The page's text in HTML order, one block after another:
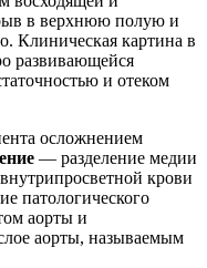
в верхнюю полую и
Клиническая картина в
развивающейся
и отеком
осложнением
— разделение медии
крови
патологического
аорты и
аорты, называемым